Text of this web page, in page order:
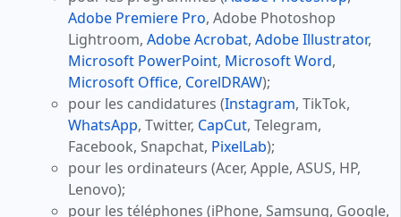
Adobe Premiere Pro, Adobe Photoshop
Lightroom, Adobe Acrobat, Adobe Illustrator,
Microsoft PowerPoint, Microsoft Word,
Microsoft Office, CorelDRAW);
pour les candidatures (Instagram, TikTok,
WhatsApp, Twitter, CapCut, Telegram,
Facebook, Snapchat, PixelLab);
pour les ordinateurs (Acer, Apple, ASUS, HP,
Lenovo);
pour les téléphones (iPhone, Samsung, Google,